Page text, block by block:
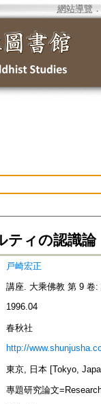
網站導覽 ．
ティの認識論
戸崎宏正
講座. 大乘佛教 第 9 卷:
1996.04
春秋社
http://
東京, 日本 [Tokyo,
專題研究論文